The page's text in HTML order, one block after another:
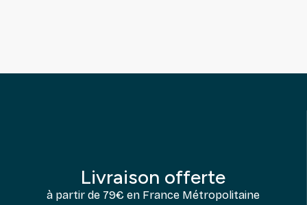
Livraison offerte
à partir de 79€ en France Métropolitaine